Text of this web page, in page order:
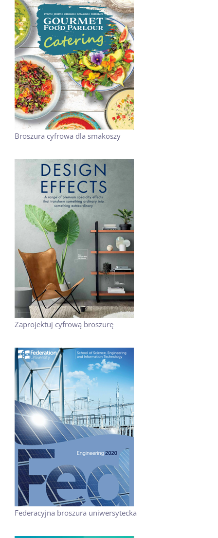
Broszura cyfrowa dla smakoszy
Zaprojektuj cyfrową broszurę
Federacyjna broszura uniwersytecka